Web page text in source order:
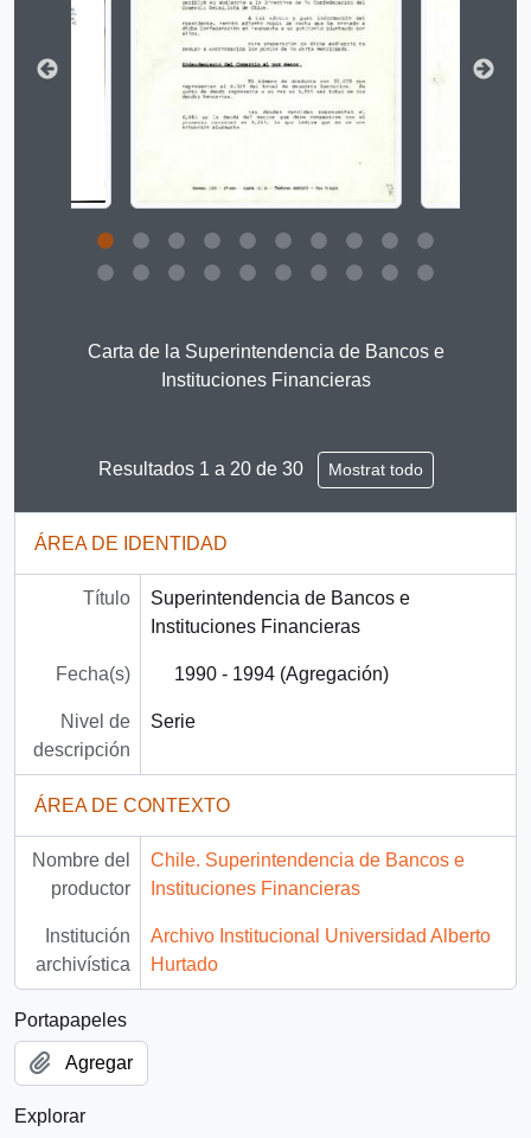
Carta de la Superintendencia de Bancos e
Instituciones Financieras
Resultados 1 a 20 de 30 Mostrat todo
ÁREA DE IDENTIDAD
Título
Superintendencia de Bancos e
Instituciones Financieras
Fecha(s) 1990 - 1994 (Agregación)
Nivel de
descripción
Serie
ÁREA DE CONTEXTO
Nombre del
productor
Chile. Superintendencia de Bancos e
Instituciones Financieras
Institución
archivística
Archivo Institucional Universidad Alberto
Hurtado
Portapapeles
Agregar
Explorar